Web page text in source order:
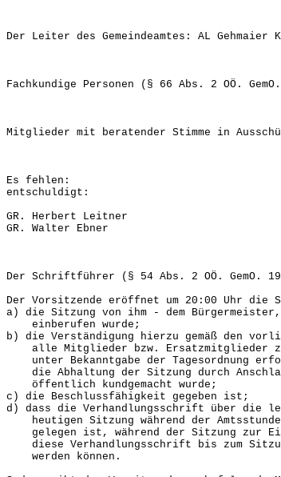
Der Leiter des Gemeindeamtes: AL Gehmaier
Fachkundige Personen (§ 66 Abs. 2 OÖ.
Mitglieder mit beratender Stimme in
Es fehlen:
entschuldigt:
GR. Herbert Leitner
GR. Walter Ebner
Der Schriftführer (§ 54 Abs. 2 OÖ. GemO.
Der Vorsitzende eröffnet um 20:00 Uhr
a) die Sitzung von ihm - dem
einberufen wurde;
b) die Verständigung hierzu gemäß den
alle Mitglieder bzw. Ersatzmitglieder
unter Bekanntgabe der Tagesordnung
die Abhaltung der Sitzung durch
öffentlich kundgemacht wurde;
c) die Beschlussfähigkeit gegeben ist;
d) dass die Verhandlungsschrift über die
heutigen Sitzung während der
gelegen ist, während der Sitzung zur
diese Verhandlungsschrift bis zum
werden können.